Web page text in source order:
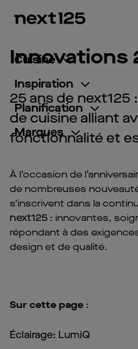
Cuisine
Inspiration
Planification
Marques
Innovations
25 ans de next125
de cuisine alliant
fonctionnalité et
À l’occasion de
de nombreuses
s’inscrivent dans la
next125 : innovantes,
répondant à des
design et de qualité.
Sur cette page :
Éclairage: LumiQ